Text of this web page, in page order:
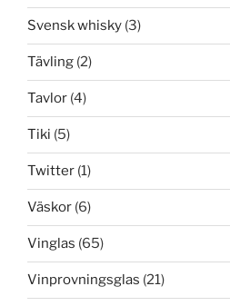
Svensk whisky (3)
Tävling (2)
Tavlor (4)
Tiki (5)
Twitter (1)
Väskor (6)
Vinglas (65)
Vinprovningsglas (21)